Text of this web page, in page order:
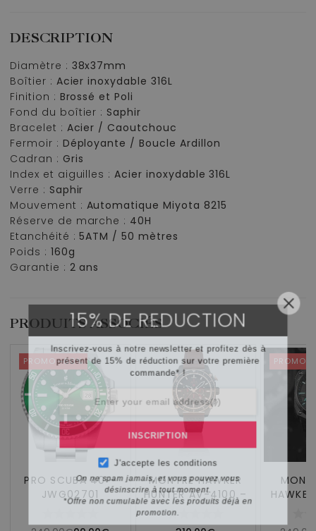
DESCRIPTION
Diamètre : 38x37mm
Boîtier : Acier inoxydable 316L
Finition : Brossé et Poli
Fond du boîtier : Saphir
Bracelet : Acier / Caoutchouc
Fermoir : Déployante / Boucle Ardillon
Cadran : Gris
Index et aiguilles :Acier inoxydable 316L
Verre : Saphir
Mouvement : Automatique Miyota 8215
Réserve de marche : 40H
Etanchéité : 5ATM / 50 mètres
Poids : 160g
Garantie : 2 ans
PRODUITS ASSOCIÉS
PROMO -60%
PRO SCUBA 40 –
JWG02701
MONTRE HAWKER
HUNTER AV-4100 –
09
PROMO
15% DE REDUCTION
présent de 15% de réduction sur votre première
commande* !
INSCRIPTION
J'accepte les conditions
On ne spam jamais, et vous pouvez vous
désinscrire à tout moment.
*Offre non cumulable avec les produits déjà en
promotion.